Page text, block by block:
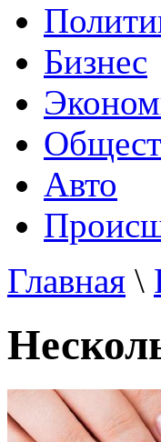
Бизнес
Авто
Главная \